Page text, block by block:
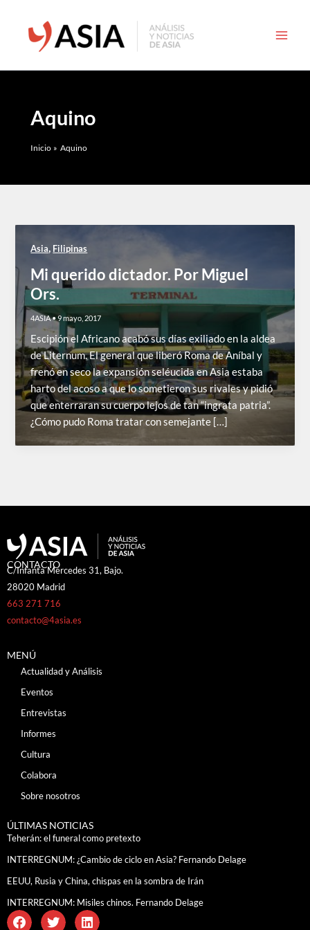
contenido
Aquino
Inicio Aquino
Asia, Filipinas
Mi querido dictador. Por Miguel
Ors.
4ASIA•9 mayo, 2017
Escipión el Africano acabó sus días exiliado en la aldea
de Liternum. El general que liberó Roma de Aníbal y
frenó en seco la expansión seléucida en Asia estaba
harto del acoso a que lo sometieron sus rivales y pidió
que enterraran su cuerpo lejos de tan “ingrata patria”.
¿Cómo pudo Roma tratar con semejante […]
CONTACTO
C/Infanta Mercedes 31, Bajo.
28020 Madrid
663 271 716
contacto@4asia.es
MENÚ
Actualidad y Análisis
Eventos
Entrevistas
Informes
Cultura
Colabora
Sobre nosotros
ÚLTIMAS NOTICIAS
Teherán: el funeral como pretexto
INTERREGNUM: ¿Cambio de ciclo en Asia? Fernando Delage
EEUU, Rusia y China, chispas en la sombra de Irán
INTERREGNUM: Misiles chinos. Fernando Delage